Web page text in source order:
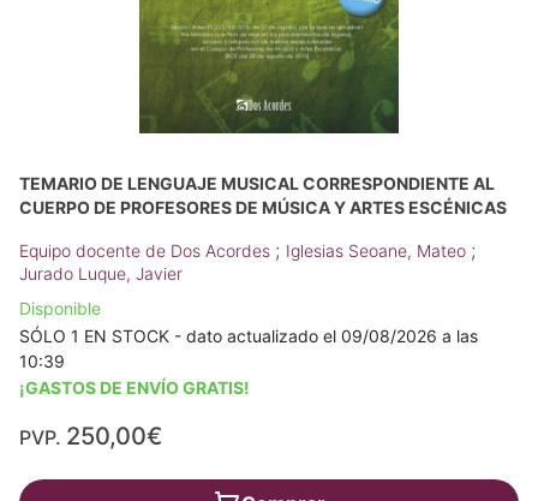
TEMARIO DE LENGUAJE MUSICAL CORRESPONDIENTE AL
CUERPO DE PROFESORES DE MÚSICA Y ARTES ESCÉNICAS
Equipo docente de Dos Acordes ; Iglesias Seoane, Mateo ;
Jurado Luque, Javier
Disponible
SÓLO 1 EN STOCK - dato actualizado el 09/08/2026 a las
10:39
¡GASTOS DE ENVÍO GRATIS!
PVP. 250,00€